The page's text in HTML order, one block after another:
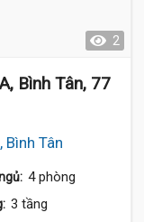
2
Bình Tân, 77
Tân
4 phòng
3 tầng